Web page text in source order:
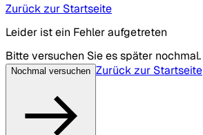
Zurück zur Startseite
Leider ist ein Fehler aufgetreten
Bitte versuchen Sie es später nochmal.
Nochmal versuchen Zurück zur Startseite